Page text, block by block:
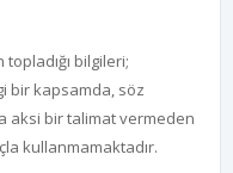
bilgileri;
bir kapsamda, söz
aksi bir talimat vermeden
kullanmamaktadır.